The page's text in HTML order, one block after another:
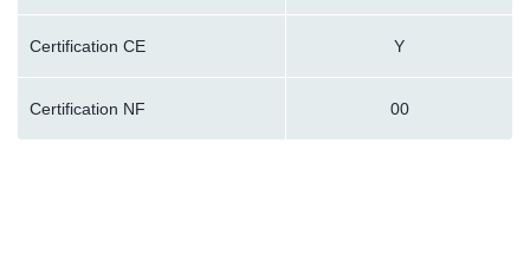
Certification CE Y
Certification NF 00